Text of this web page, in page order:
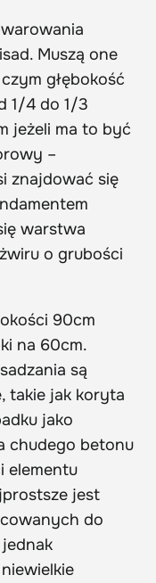
Muszą one
głębokość
1/4 do 1/3
jeżeli ma to być
–
znajdować się
warstwa
o grubości
90cm
na 60cm.
są
takie jak koryta
jako
chudego betonu
elementu
jest
do
jednak